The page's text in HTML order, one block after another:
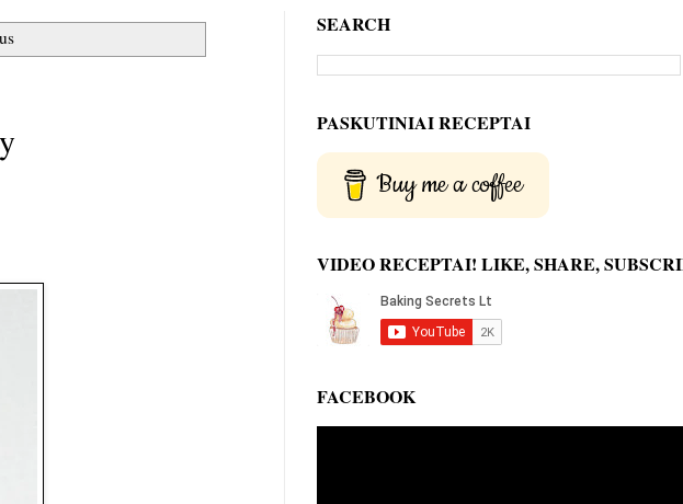
SEARCH
PASKUTINIAI RECEPTAI
Buy me a coffee
VIDEO RECEPTAI! LIKE, SHARE,
FACEBOOK